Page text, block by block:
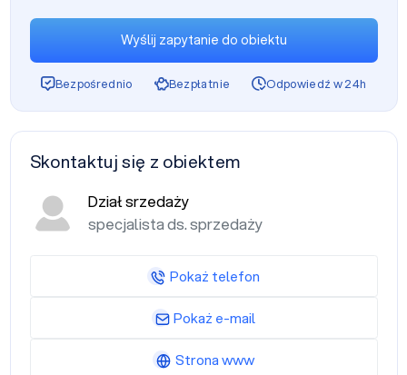
Wyślij zapytanie do obiektu
Bezpośrednio Bezpłatnie Odpowiedź w 24h
Skontaktuj się z obiektem
Dział srzedaży
specjalista ds. sprzedaży
Pokaż telefon
Pokaż e-mail
Strona www